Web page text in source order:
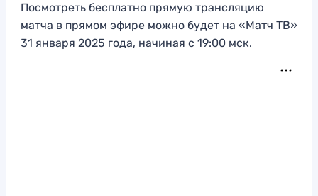
Посмотреть бесплатно прямую трансляцию
матча в прямом эфире можно будет на «Матч ТВ»
31 января 2025 года, начиная с 19:00 мск.